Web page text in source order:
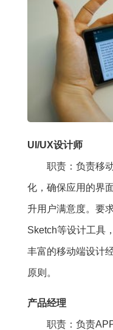
UI/UX设计师
职责：负责移
化，确保应用的界
升用户满意度。要
Sketch等设计工具
丰富的移动端设计
原则。
产品经理
职责：负责